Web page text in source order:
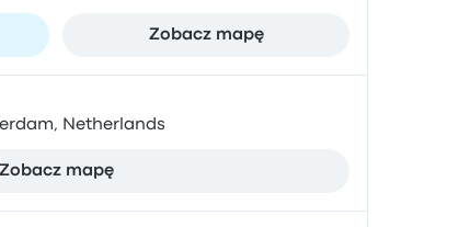
Zobacz mapę
Netherlands
Zobacz mapę